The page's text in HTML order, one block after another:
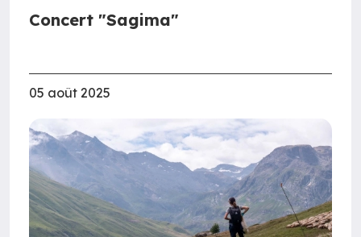
Concert "Sagima"
05 août 2025